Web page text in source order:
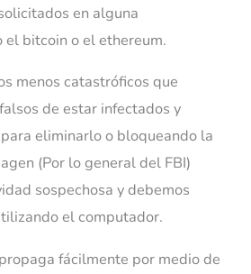
en alguna
bitcoin o el ethereum.
menos catastróficos que
de estar infectados y
eliminarlo o bloqueando la
(Por lo general del FBI)
sospechosa y debemos
el computador.
fácilmente por medio de